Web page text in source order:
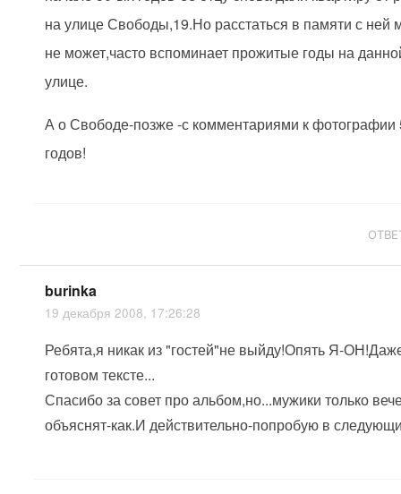
на улице Свободы,19.Но расстаться в памяти с ней
не может,часто вспоминает прожитые годы на
улице.
А о Свободе-позже -с комментариями к фотографии
годов!
burinka
19 декабря 2008, 17:26:28
Ребята,я никак из "гостей"не выйду!Опять Я-
готовом тексте...
Спасибо за совет про альбом,но...мужики только
объяснят-как.И действительно-попробую в